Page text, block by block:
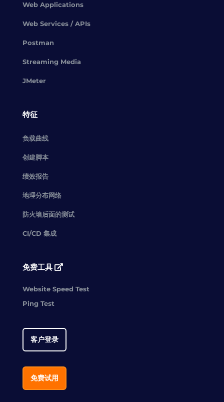
Web Applications
Web Services / APIs
Postman
Streaming Media
JMeter
特征
负载曲线
创建脚本
绩效报告
地理分布网络
防火墙后面的测试
CI/CD 集成
免费工具
Website Speed Test
Ping Test
客户登录
免费试用